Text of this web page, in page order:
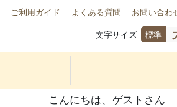
ご利用ガイド よくある質問
お問い合わせ
文字サイズ
標準
こんにちは、ゲストさん